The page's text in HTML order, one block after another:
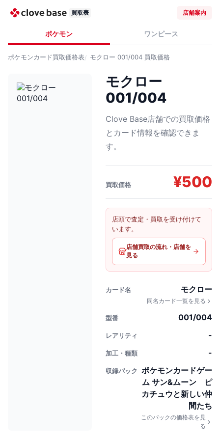
買取表 店舗案内
ポケモン ワンピース
ポケモンカード買取価格表 モクロー 001/004 買取価格
モクロー
001/004
Clove Base店舗での買取価格
とカード情報を確認できま
す。
買取価格 ¥500
店頭で査定・買取を受け付けて
います。
店舗買取の流れ・店舗を
見る
カード名 モクロー
同名カード一覧を見る
型番 001/004
レアリティ -
加工・種類 -
収録パック
ポケモンカードゲー
ム サン&ムーン ピ
カチュウと新しい仲
間たち
このパックの価格表を見
る